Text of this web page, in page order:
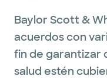
Baylor Scott &
acuerdos con
fin de garantizar
salud estén